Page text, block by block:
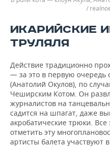
/
ИКАРИЙСКИЕ
ТРУЛЯЛЯ
Действие традиционно
— за это в первую очередь
(Анатолий Окулов), по
Чеширским Котом. Он
журналистов на
садится на шпагат, даже
акробатические трюки.
отметить эту
артисты балета участвуют